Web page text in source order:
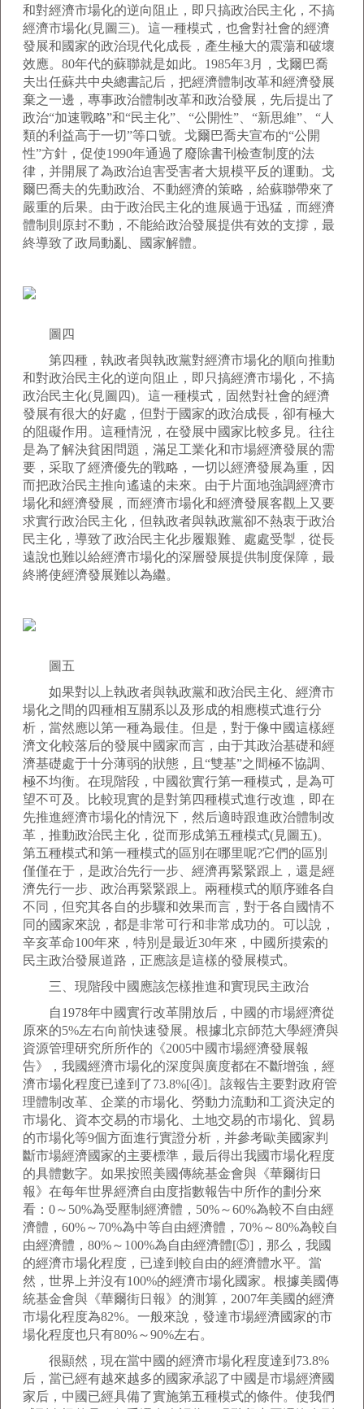
和對經濟市場化的逆向阻止，即只搞政治民主化，不搞
經濟市場化(見圖三)。這一種模式，也會對社會的經濟
發展和國家的政治現代化成長，產生極大的震蕩和破壞
效應。80年代的蘇聯就是如此。1985年3月，戈爾巴喬
夫出任蘇共中央總書記后，把經濟體制改革和經濟發展
棄之一邊，專事政治體制改革和政治發展，先后提出了
政治“加速戰略”和“民主化”、“公開性”、“新思維”、“人
類的利益高于一切”等口號。戈爾巴喬夫宣布的“公開
性”方針，促使1990年通過了廢除書刊檢查制度的法
律，并開展了為政治迫害受害者大規模平反的運動。戈
爾巴喬夫的先動政治、不動經濟的策略，給蘇聯帶來了
嚴重的后果。由于政治民主化的進展過于迅猛，而經濟
體制則原封不動，不能給政治發展提供有效的支撐，最
終導致了政局動亂、國家解體。
圖四
第四種，執政者與執政黨對經濟市場化的順向推動
和對政治民主化的逆向阻止，即只搞經濟市場化，不搞
政治民主化(見圖四)。這一種模式，固然對社會的經濟
發展有很大的好處，但對于國家的政治成長，卻有極大
的阻礙作用。這種情況，在發展中國家比較多見。往往
是為了解決貧困問題，滿足工業化和市場經濟發展的需
要，采取了經濟優先的戰略，一切以經濟發展為重，因
而把政治民主推向遙遠的未來。由于片面地強調經濟市
場化和經濟發展，而經濟市場化和經濟發展客觀上又要
求實行政治民主化，但執政者與執政黨卻不熱衷于政治
民主化，導致了政治民主化步履艱難、處處受掣，從長
遠說也難以給經濟市場化的深層發展提供制度保障，最
終將使經濟發展難以為繼。
圖五
如果對以上執政者與執政黨和政治民主化、經濟市
場化之間的四種相互關系以及形成的相應模式進行分
析，當然應以第一種為最佳。但是，對于像中國這樣經
濟文化較落后的發展中國家而言，由于其政治基礎和經
濟基礎處于十分薄弱的狀態，且“雙基”之間極不協調、
極不均衡。在現階段，中國欲實行第一種模式，是為可
望不可及。比較現實的是對第四種模式進行改進，即在
先推進經濟市場化的情況下，然后適時跟進政治體制改
革，推動政治民主化，從而形成第五種模式(見圖五)。
第五種模式和第一種模式的區別在哪里呢?它們的區別
僅僅在于，是政治先行一步、經濟再緊緊跟上，還是經
濟先行一步、政治再緊緊跟上。兩種模式的順序雖各自
不同，但究其各自的步驟和效果而言，對于各自國情不
同的國家來說，都是非常可行和非常成功的。可以說，
辛亥革命100年來，特別是最近30年來，中國所摸索的
民主政治發展道路，正應該是這樣的發展模式。
三、現階段中國應該怎樣推進和實現民主政治
自1978年中國實行改革開放后，中國的市場經濟從
原來的5%左右向前快速發展。根據北京師范大學經濟與
資源管理研究所所作的《2005中國市場經濟發展報
告》，我國經濟市場化的深度與廣度都在不斷增強，經
濟市場化程度已達到了73.8%[④]。該報告主要對政府管
理體制改革、企業的市場化、勞動力流動和工資決定的
市場化、資本交易的市場化、土地交易的市場化、貿易
的市場化等9個方面進行實證分析，并參考歐美國家判
斷市場經濟國家的主要標準，最后得出我國市場化程度
的具體數字。如果按照美國傳統基金會與《華爾街日
報》在每年世界經濟自由度指數報告中所作的劃分來
看：0～50%為受壓制經濟體，50%～60%為較不自由經
濟體，60%～70%為中等自由經濟體，70%～80%為較自
由經濟體，80%～100%為自由經濟體[⑤]，那么，我國
的經濟市場化程度，已達到較自由的經濟體水平。當
然，世界上并沒有100%的經濟市場化國家。根據美國傳
統基金會與《華爾街日報》的測算，2007年美國的經濟
市場化程度為82%。一般來說，發達市場經濟國家的市
場化程度也只有80%～90%左右。
很顯然，現在當中國的經濟市場化程度達到73.8%
后，當已經有越來越多的國家承認了中國是市場經濟國
家后，中國已經具備了實施第五種模式的條件。使我們